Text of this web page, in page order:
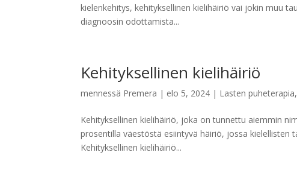
kielenkehitys, kehityksellinen kielihäiriö vai jokin muu
diagnoosin odottamista...
Kehityksellinen kielihäiriö
mennessä Premera | elo 5, 2024 | Lasten puheterapia,
Kehityksellinen kielihäiriö, joka on tunnettu aiemmin
prosentilla väestöstä esiintyvä häiriö, jossa
Kehityksellinen kielihäiriö...